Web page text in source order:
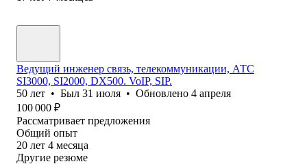
Ведущий инженер связь, телекоммуникации, АТС
SI3000, SI2000, DX500. VoIP, SIP.
50 лет • Был 31 июля • Обновлено 4 апреля
100 000 ₽
Рассматривает предложения
Общий опыт
20 лет 4 месяца
Другие резюме